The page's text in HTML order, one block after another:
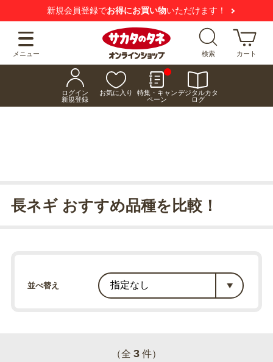
新規会員登録でお得にお買い物いただけます！
メニュー 検索 カート
ログイン
新規登録
お気に入り
特集・キャン
ペーン
デジタルカタ
ログ
長ネギ おすすめ品種を比較！
並べ替え
（全 3 件）